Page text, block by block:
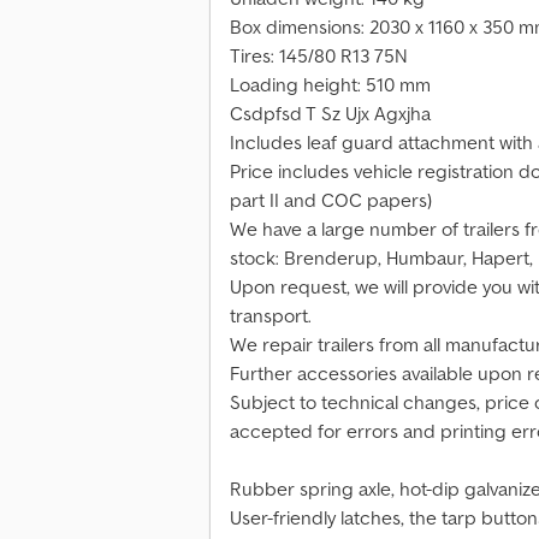
Box dimensions: 2030 x 1160 x 350
Tires: 145/80 R13 75N
Loading height: 510 mm
Csdpfsd T Sz Ujx Agxjha
Includes leaf guard attachment
Price includes vehicle registration
part II and COC papers)
We have a large number of trailers
stock: Brenderup, Humbaur,
Upon request, we will provide you
transport.
We repair trailers from all
Further accessories available upon
Subject to technical changes, price
accepted for errors and printing
Rubber spring axle, hot-dip
User-friendly latches, the tarp